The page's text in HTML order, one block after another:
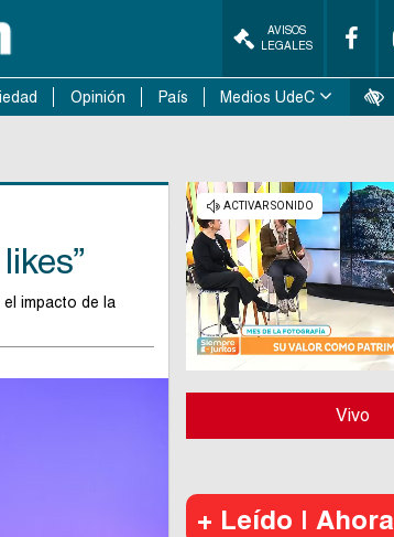
AVISOS
LEGALES
Opinión País Medios UdeC
el impacto de la
Vivo
+ Leído | Ahora